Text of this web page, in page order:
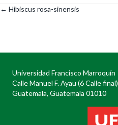
Posts
← Hibiscus rosa-sinensis
Universidad Francisco Marroquín
Calle Manuel F. Ayau (6 Calle
Guatemala, Guatemala 01010